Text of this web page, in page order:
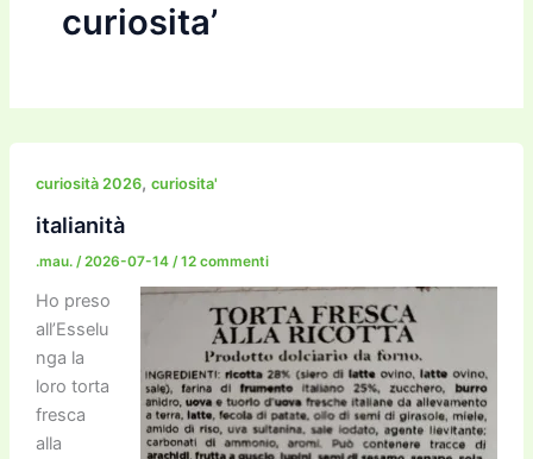
curiosita’
curiosità 2026, curiosita'
italianità
.mau. /2026-07-14 /12 commenti
Ho preso
all’Esselu
nga la
loro torta
fresca
alla